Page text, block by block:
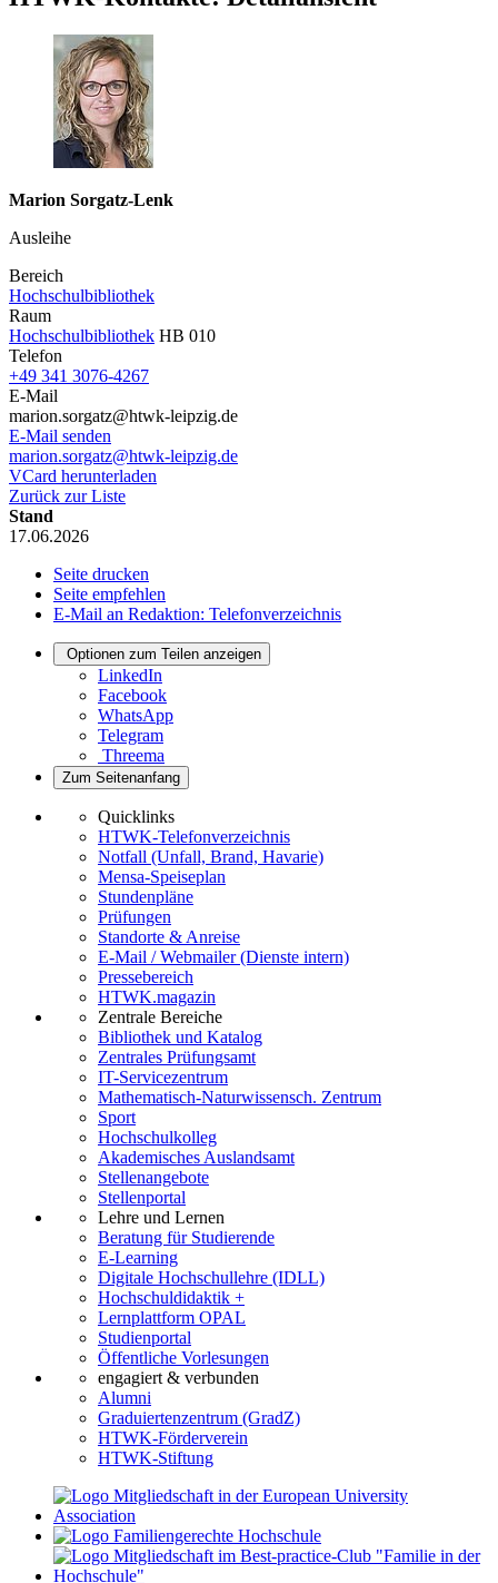
Marion Sorgatz-Lenk
Ausleihe
Bereich
Hochschulbibliothek
Raum
Hochschulbibliothek HB 010
Telefon
+49 341 3076-4267
E-Mail
marion.sorgatz@htwk-leipzig.de
E-Mail senden
marion.sorgatz@htwk-leipzig.de
VCard herunterladen
Zurück zur Liste
Stand
17.06.2026
Seite drucken
Seite empfehlen
E-Mail an Redaktion: Telefonverzeichnis
Optionen zum Teilen anzeigen
LinkedIn
Facebook
WhatsApp
Telegram
Threema
Zum Seitenanfang
Quicklinks
HTWK-Telefonverzeichnis
Notfall (Unfall, Brand, Havarie)
Mensa-Speiseplan
Stundenpläne
Prüfungen
Standorte & Anreise
E-Mail / Webmailer (Dienste intern)
Pressebereich
HTWK.magazin
Zentrale Bereiche
Bibliothek und Katalog
Zentrales Prüfungsamt
IT-Servicezentrum
Mathematisch-Naturwissensch. Zentrum
Sport
Hochschulkolleg
Akademisches Auslandsamt
Stellenangebote
Stellenportal
Lehre und Lernen
Beratung für Studierende
E-Learning
Digitale Hochschullehre (IDLL)
Hochschuldidaktik +
Lernplattform OPAL
Studienportal
Öffentliche Vorlesungen
engagiert & verbunden
Alumni
Graduiertenzentrum (GradZ)
HTWK-Förderverein
HTWK-Stiftung